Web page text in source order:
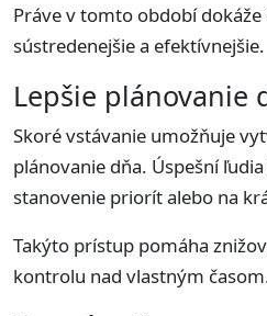
Práve v tomto období
sústredenejšie a efektívnejšie.
Lepšie plánovanie
Skoré vstávanie umožňuje
plánovanie dňa. Úspešní
stanovenie priorít alebo na
Takýto prístup pomáha
kontrolu nad vlastným